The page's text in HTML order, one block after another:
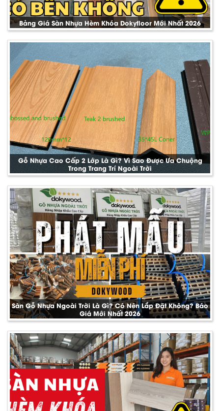
Bảng Giá Sàn Nhựa Hèm Khóa Dokyfloor Mới Nhất 2026
Gỗ Nhựa Cao Cấp 2 Lớp Là Gì? Vì Sao Được Ưa Chuộng
Trong Trang Trí Ngoài Trời
Sàn Gỗ Nhựa Ngoài Trời Là Gì? Có Nên Lắp Đặt Không? Báo
Giá Mới Nhất 2026